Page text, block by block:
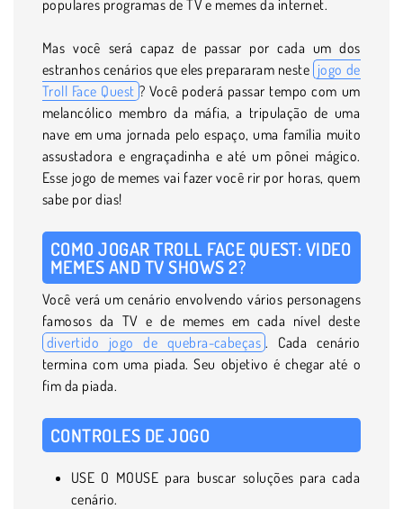
populares programas de TV e memes da internet.
Mas você será capaz de passar por cada um dos
estranhos cenários que eles prepararam neste jogo de
Troll Face Quest ? Você poderá passar tempo com um
melancólico membro da máfia, a tripulação de uma
nave em uma jornada pelo espaço, uma família muito
assustadora e engraçadinha e até um pônei mágico.
Esse jogo de memes vai fazer você rir por horas, quem
sabe por dias!
COMO JOGAR TROLL FACE QUEST: VIDEO
MEMES AND TV SHOWS 2?
Você verá um cenário envolvendo vários personagens
famosos da TV e de memes em cada nível deste
divertido jogo de quebra-cabeças . Cada cenário
termina com uma piada. Seu objetivo é chegar até o
fim da piada.
CONTROLES DE JOGO
USE O MOUSE para buscar soluções para cada
cenário.